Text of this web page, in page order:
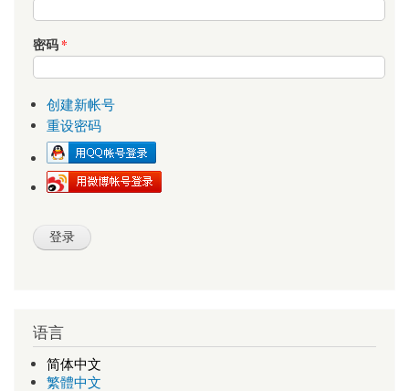
密码*
创建新帐号
重设密码
语言
简体中文
繁體中文